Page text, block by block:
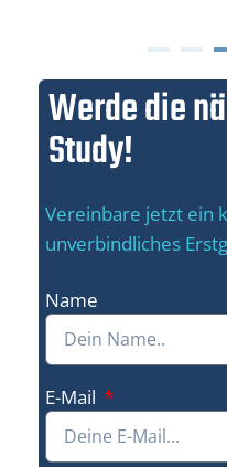
Werde die
Study!
Vereinbare jetzt ein
unverbindliches
Name
E-Mail